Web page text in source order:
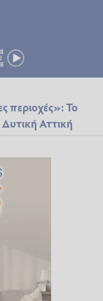
περιοχές»: Το
Αττική